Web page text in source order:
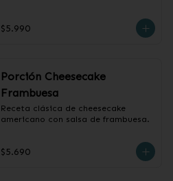
$5.990
Porción Cheesecake
Frambuesa
Receta clásica de cheesecake
americano con salsa de frambuesa.
$5.690